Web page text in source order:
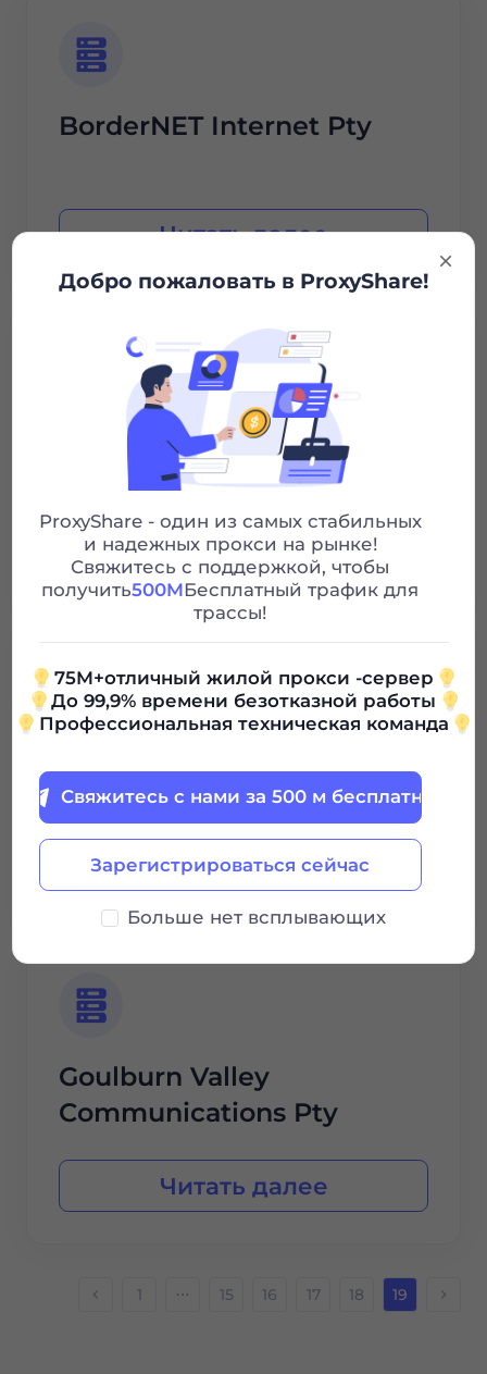
BorderNET Internet Pty
Читать далее
Cirrus Communications Pty
Читать далее
Читать далее
Goulburn Valley
Communications Pty
Читать далее
1 15 16 17 18 19
Добро пожаловать в ProxyShare!
ProxyShare - один из самых стабильных
и надежных прокси на рынке!
Свяжитесь с поддержкой, чтобы
получить500MБесплатный трафик для
трассы!
75M+отличный жилой прокси -сервер
До 99,9% времени безотказной работы
Профессиональная техническая команда
Зарегистрироваться сейчас
Свяжитесь с нами за 500 м бесплатно
Больше нет всплывающих